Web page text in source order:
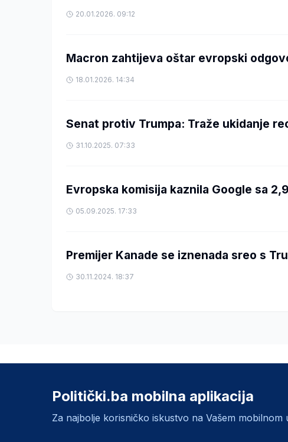
20.01.2026. 09:12
Macron zahtijeva oštar evropski
18.01.2026. 14:34
Senat protiv Trumpa: Traže ukidanje
31.10.2025. 07:33
Evropska komisija kaznila Google sa
05.09.2025. 17:33
Premijer Kanade se iznenada sreo s
30.11.2024. 18:37
Politički.ba mobilna aplikacija
Za najbolje korisničko iskustvo na Vašem mobilnom